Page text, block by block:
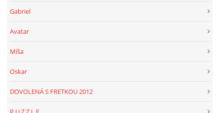
Gabriel
Avatar
Míša
Oskar
DOVOLENÁ S FRETKOU 2012